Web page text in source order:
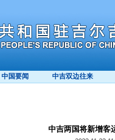
中国要闻 中吉双边往来
中吉两国将新增客